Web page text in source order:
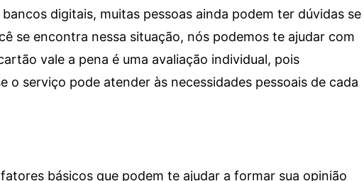
digitais, muitas pessoas ainda podem ter dúvidas se
se encontra nessa situação, nós podemos te ajudar com
vale a pena é uma avaliação individual, pois
o serviço pode atender às necessidades pessoais de cada
básicos que podem te ajudar a formar sua opinião